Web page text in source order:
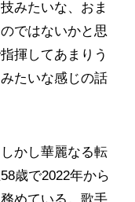
みたいな、おま
ではないかと思
揮してあまりう
たいな感じの話
かし華麗なる転
歳で2022年から